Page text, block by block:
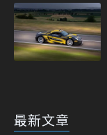
最新文章